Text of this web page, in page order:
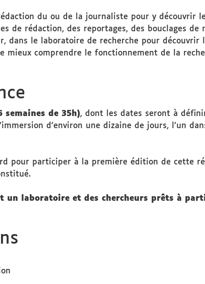
du ou de la journaliste pour y découvrir
de rédaction, des reportages, des bouclages de
dans le laboratoire de recherche pour
mieux comprendre le fonctionnement de la
semaines de 35h), dont les dates seront à
d’environ une dizaine de jours, l’un
pour participer à la première édition de cette
un laboratoire et des chercheurs prêts à